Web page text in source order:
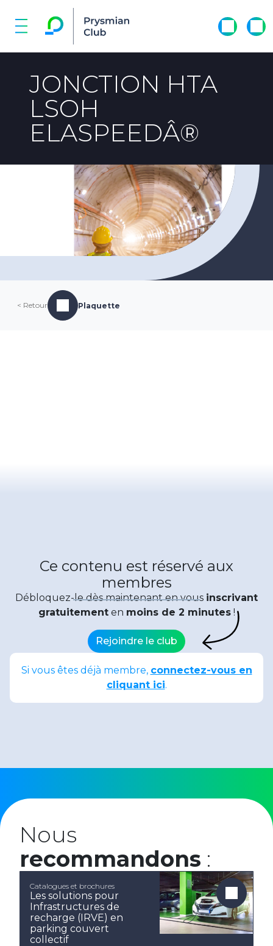
JONCTION HTA
LSOH
ELASPEEDÂ®
< Retour Plaquette
Ce contenu est réservé aux
membres
Débloquez-le dès maintenant en vous inscrivant
gratuitementen moins de 2 minutes!
Rejoindre le club
Si vous êtes déjà membre, connectez-vous en
cliquant ici.
Nous
recommandons :
Catalogues et brochures
Les solutions pour
Infrastructures de
recharge (IRVE) en
parking couvert
collectif